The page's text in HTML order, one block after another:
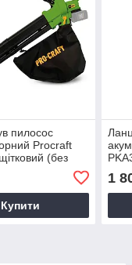
пилосос
Procraft
(без
Купити
1